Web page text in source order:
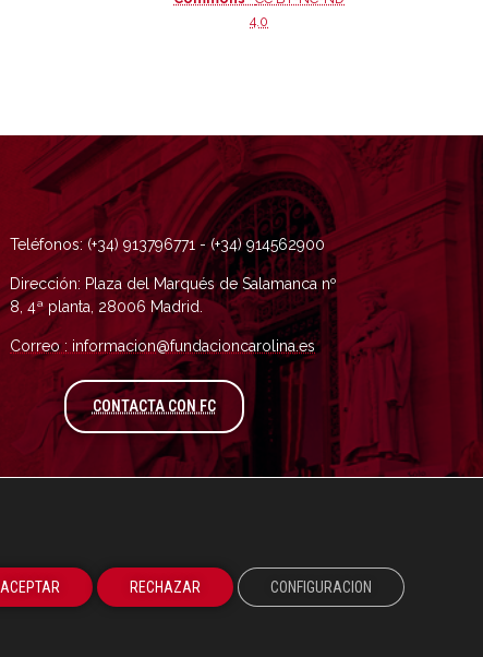
4.0
Teléfonos: (+34) 913796771 - (+34) 914562900
Dirección: Plaza del Marqués de Salamanca nº
8, 4ª planta, 28006 Madrid.
Correo : informacion@fundacioncarolina.es
CONTACTA CON FCA TRAVÉS DEL FORMULARIO DE
ACEPTAR RECHAZAR CONFIGURACION